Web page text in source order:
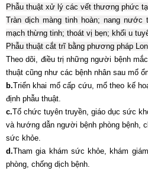
Phẫu thuật xử lý các vết thương phức
Tràn dịch màng tinh hoàn; nang
mạch thừng tinh; thoát vị bẹn; khối u t
Phẫu thuật cắt trĩ bằng phương pháp
Theo dõi, điều trị những người bệnh
thuật cũng như các bệnh nhân sau mổ
b.Triển khai mổ cấp cứu, mổ theo kế
định phẫu thuật.
c.Tổ chức tuyên truyền, giáo dục sức
và hướng dẫn người bệnh phòng bệnh,
sức khỏe.
d.Tham gia khám sức khỏe, khám
phòng, chống dịch bệnh.